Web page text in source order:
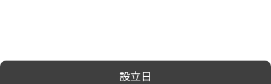
設立日